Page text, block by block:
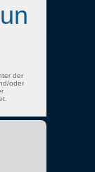
der
oder